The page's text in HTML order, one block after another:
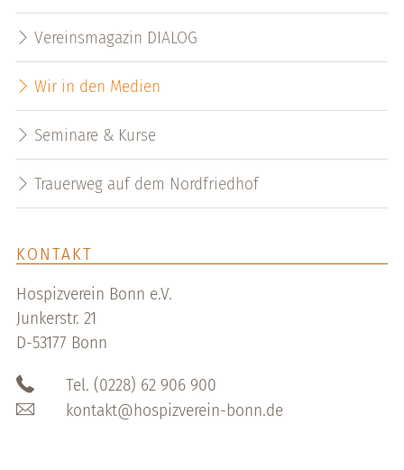
Vereinsmagazin DIALOG
Wir in den Medien
Seminare & Kurse
Trauerweg auf dem Nordfriedhof
KONTAKT
Hospizverein Bonn e.V.
Junkerstr. 21
D-53177 Bonn
Tel. (0228) 62 906 900
kontakt@hospizverein-bonn.de